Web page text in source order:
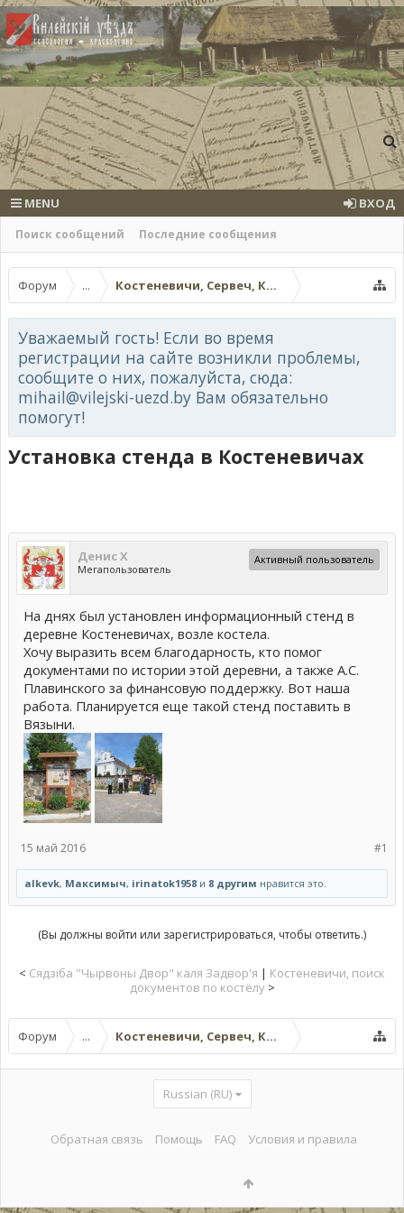
Поиск сообщений Последние сообщения
MENU ВХОД
Форум ... Костеневичи, Сервеч, Костыки и
Уважаемый гость! Если во время
регистрации на сайте возникли проблемы,
сообщите о них, пожалуйста, сюда:
mihail@vilejski-uezd.by Вам обязательно
помогут!
Установка стенда в Костеневичах
Денис Х
Мегапользователь
Активный пользователь
На днях был установлен информационный стенд в
деревне Костеневичах, возле костела.
Хочу выразить всем благодарность, кто помог
документами по истории этой деревни, а также А.С.
Плавинского за финансовую поддержку. Вот наша
работа. Планируется еще такой стенд поставить в
Вязыни.
#1
15 май 2016
alkevk, Максимыч, irinatok1958 и 8 другим нравится это.
(Вы должны войти или зарегистрироваться, чтобы ответить.)
< Сядзіба "Чырвоны Двор" каля Задвор'я | Костеневичи, поиск
документов по костёлу>
Форум ... Костеневичи, Сервеч, Костыки и
Russian (RU)
Обратная связь Помощь FAQ Условия и правила